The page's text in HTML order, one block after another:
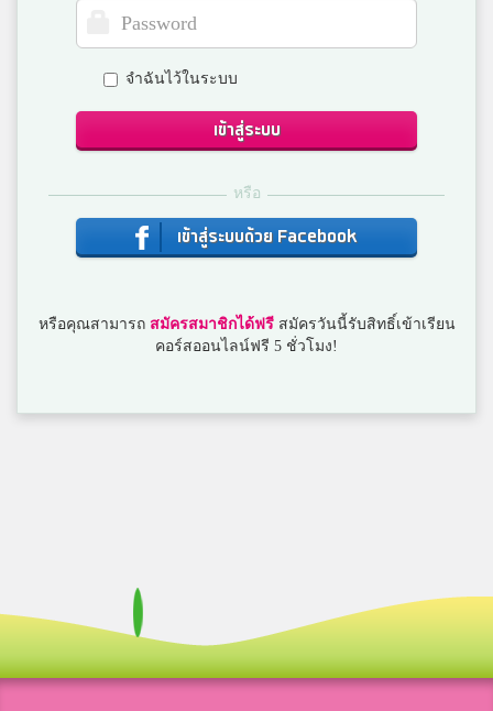
นุ๊ก
ดาราวิทยาลัย
ปู
เคน
จำฉันไว้ในระบบ
เข้าสู่ระบบ
หรือ
เข้าสู่ระบบด้วย Facebook
หรือคุณสามารถ สมัครสมาชิกได้ฟรีสมัครวันนี้รับสิทธิ์เข้าเรียน
คอร์สออนไลน์ฟรี 5 ชั่วโมง!